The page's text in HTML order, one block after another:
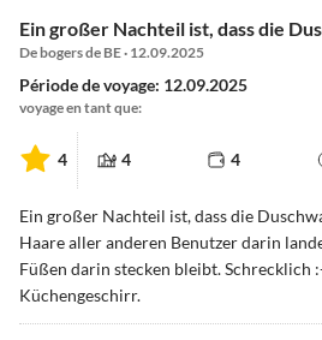
Ein großer Nachteil ist, dass die
De bogers de BE · 12.09.2025
Période de voyage: 12.09.2025
voyage en tant que:
4 4 4
Ein großer Nachteil ist, dass die
Haare aller anderen Benutzer darin
Füßen darin stecken bleibt. Schrecklich
Küchengeschirr.